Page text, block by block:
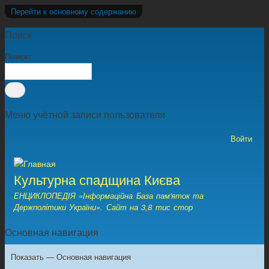
Перейти к основному содержанию
Поиск
Поиск
Меню учётной записи пользователя
Войти
Культурна спадщина Києва
ЕНЦИКЛОПЕДІЯ «Інформаційна База пам'яток та
Держполітики України». Сайт на 3,8 тис стор
Основная навигация
Показать — Основная навигация